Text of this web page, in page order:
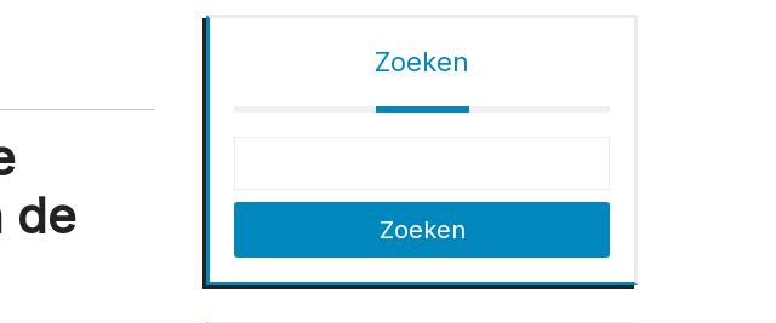
de
Zoeken
Zoeken